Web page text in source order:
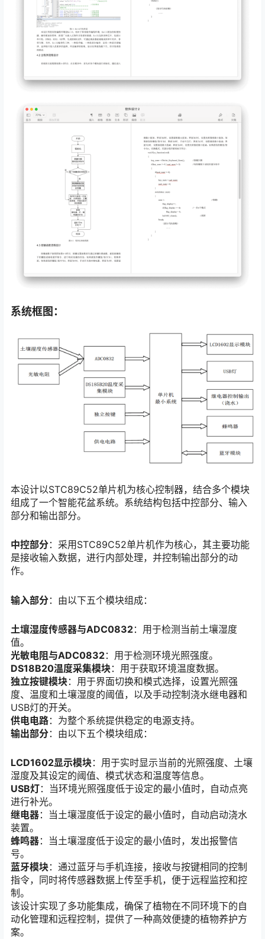
系统框图：
本设计以STC89C52单片机为核心控制器，结合多个模块
组成了一个智能花盆系统。系统结构包括中控部分、输入
部分和输出部分。
中控部分：采用STC89C52单片机作为核心，其主要功能
是接收输入数据，进行内部处理，并控制输出部分的动
作。
输入部分：由以下五个模块组成：
土壤湿度传感器与ADC0832：用于检测当前土壤湿度
值。
光敏电阻与ADC0832：用于检测环境光照强度。
DS18B20温度采集模块：用于获取环境温度数据。
独立按键模块：用于界面切换和模式选择，设置光照强
度、温度和土壤湿度的阈值，以及手动控制浇水继电器和
USB灯的开关。
供电电路：为整个系统提供稳定的电源支持。
输出部分：由以下五个模块组成：
LCD1602显示模块：用于实时显示当前的光照强度、土壤
湿度及其设定的阈值、模式状态和温度等信息。
USB灯：当环境光照强度低于设定的最小值时，自动点亮
进行补光。
继电器：当土壤湿度低于设定的最小值时，自动启动浇水
装置。
蜂鸣器：当土壤湿度低于设定的最小值时，发出报警信
号。
蓝牙模块：通过蓝牙与手机连接，接收与按键相同的控制
指令，同时将传感器数据上传至手机，便于远程监控和控
制。
该设计实现了多功能集成，确保了植物在不同环境下的自
动化管理和远程控制，提供了一种高效便捷的植物养护方
案。